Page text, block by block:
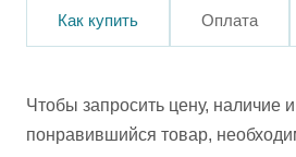
Как купить Оплата
Чтобы запросить цену, наличие
понравившийся товар,